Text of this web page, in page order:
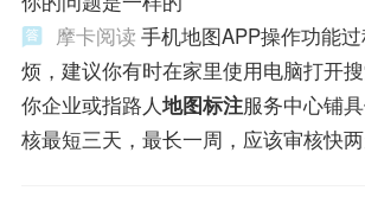
摩卡阅读 手机地图APP操作功能
烦，建议你有时在家里使用电脑打开
你企业或指路人地图标注服务中心铺
核最短三天，最长一周，应该审核快两